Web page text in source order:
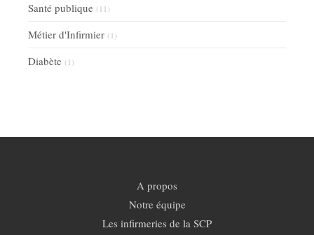
Santé publique (11)
Métier d'Infirmier (1)
Diabète (1)
A propos
Notre équipe
Les infirmeries de la SCP